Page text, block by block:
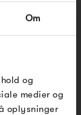
Om
og
medier og
oplysninger